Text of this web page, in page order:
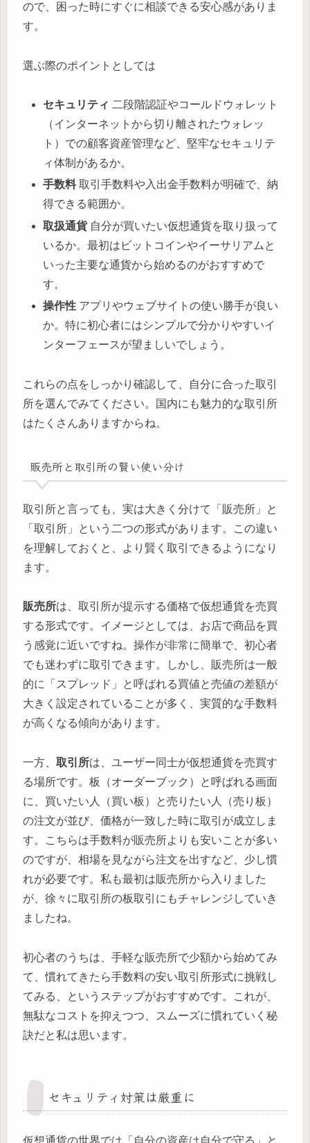
ので、困った時にすぐに相談できる安心感がありま
す。
選ぶ際のポイントとしては
セキュリティ 二段階認証やコールドウォレット
（インターネットから切り離されたウォレッ
ト）での顧客資産管理など、堅牢なセキュリテ
ィ体制があるか。
手数料取引手数料や入出金手数料が明確で、納
得できる範囲か。
取扱通貨自分が買いたい仮想通貨を取り扱って
いるか。最初はビットコインやイーサリアムと
いった主要な通貨から始めるのがおすすめで
す。
操作性 アプリやウェブサイトの使い勝手が良い
か。特に初心者にはシンプルで分かりやすいイ
ンターフェースが望ましいでしょう。
これらの点をしっかり確認して、自分に合った取引
所を選んでみてください。国内にも魅力的な取引所
はたくさんありますからね。
販売所と取引所の賢い使い分け
取引所と言っても、実は大きく分けて「販売所」と
「取引所」という二つの形式があります。この違い
を理解しておくと、より賢く取引できるようになり
ます。
販売所は、取引所が提示する価格で仮想通貨を売買
する形式です。イメージとしては、お店で商品を買
う感覚に近いですね。操作が非常に簡単で、初心者
でも迷わずに取引できます。しかし、販売所は一般
的に「スプレッド」と呼ばれる買値と売値の差額が
大きく設定されていることが多く、実質的な手数料
が高くなる傾向があります。
一方、 取引所は、ユーザー同士が仮想通貨を売買す
る場所です。板（オーダーブック）と呼ばれる画面
に、買いたい人（買い板）と売りたい人（売り板）
の注文が並び、価格が一致した時に取引が成立しま
す。こちらは手数料が販売所よりも安いことが多い
のですが、相場を見ながら注文を出すなど、少し慣
れが必要です。私も最初は販売所から入りました
が、徐々に取引所の板取引にもチャレンジしていき
ましたね。
初心者のうちは、手軽な販売所で少額から始めてみ
て、慣れてきたら手数料の安い取引所形式に挑戦し
てみる、というステップがおすすめです。これが、
無駄なコストを抑えつつ、スムーズに慣れていく秘
訣だと私は思います。
セキュリティ対策は厳重に
仮想通貨の世界では「自分の資産は自分で守る」と